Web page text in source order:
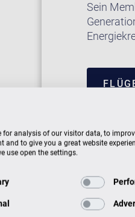
Sein
for analysis of our visitor data, to
and to give you a great website
use open the settings.